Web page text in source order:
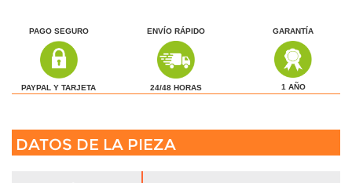
PAGO SEGURO
PAYPAL Y TARJETA
ENVÍO RÁPIDO
24/48 HORAS
GARANTÍA
1 AÑO
DATOS DE LA PIEZA